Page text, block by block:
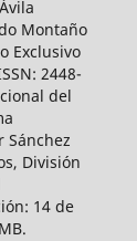
Montaño
Exclusivo
2448-
del
Sánchez
División
14 de